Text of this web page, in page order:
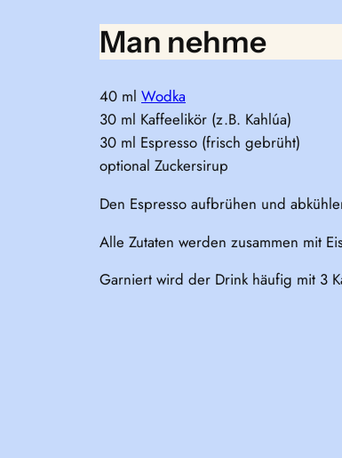
Man nehme
40 ml Wodka
30 ml Kaffeelikör (z.B. Kahlúa)
30 ml Espresso (frisch gebrüht)
optional Zuckersirup
Den Espresso aufbrühen und
Alle Zutaten werden zusammen mit
Garniert wird der Drink häufig mit 3